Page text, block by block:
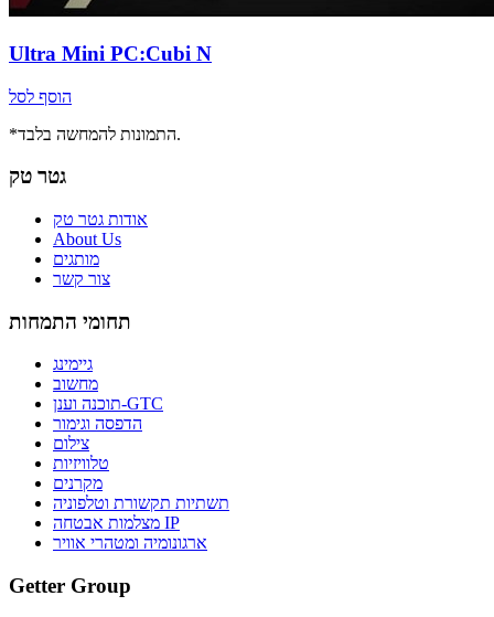
Ultra Mini PC:Cubi N
הוסף לסל
*התמונות להמחשה בלבד.
גטר טק
אודות גטר טק
About Us
מותגים
צור קשר
תחומי התמחות
גיימינג
מחשוב
תוכנה וענן-GTC
הדפסה וגימור
צילום
טלוויזיות
מקרנים
תשתיות תקשורת וטלפוניה
מצלמות אבטחה IP
ארגונומיה ומטהרי אוויר
Getter Group